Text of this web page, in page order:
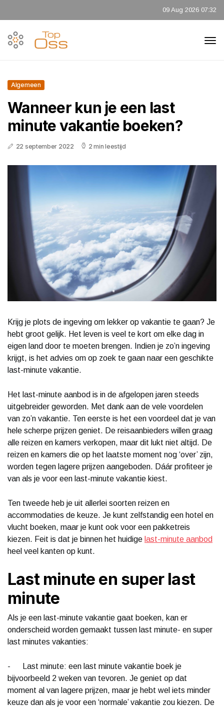
09 Aug 2026 07:32
Algemeen
Wanneer kun je een last
minute vakantie boeken?
22 september 2022 2 min leestijd
Krijg je plots de ingeving om lekker op vakantie te gaan? Je
hebt groot gelijk. Het leven is veel te kort om elke dag in
eigen land door te moeten brengen. Indien je zo’n ingeving
krijgt, is het advies om op zoek te gaan naar een geschikte
last-minute vakantie.
Het last-minute aanbod is in de afgelopen jaren steeds
uitgebreider geworden. Met dank aan de vele voordelen
van zo’n vakantie. Ten eerste is het een voordeel dat je van
hele scherpe prijzen geniet. De reisaanbieders willen graag
alle reizen en kamers verkopen, maar dit lukt niet altijd. De
reizen en kamers die op het laatste moment nog ‘over’ zijn,
worden tegen lagere prijzen aangeboden. Dáár profiteer je
van als je voor een last-minute vakantie kiest.
Ten tweede heb je uit allerlei soorten reizen en
accommodaties de keuze. Je kunt zelfstandig een hotel en
vlucht boeken, maar je kunt ook voor een pakketreis
kiezen. Feit is dat je binnen het huidige last-minute aanbod
heel veel kanten op kunt.
Last minute en super last
minute
Als je een last-minute vakantie gaat boeken, kan er
onderscheid worden gemaakt tussen last minute- en super
last minutes vakanties:
- Last minute: een last minute vakantie boek je
bijvoorbeeld 2 weken van tevoren. Je geniet op dat
moment al van lagere prijzen, maar je hebt wel iets minder
keuze dan als je voor een ‘normale’ vakantie zou kiezen. De